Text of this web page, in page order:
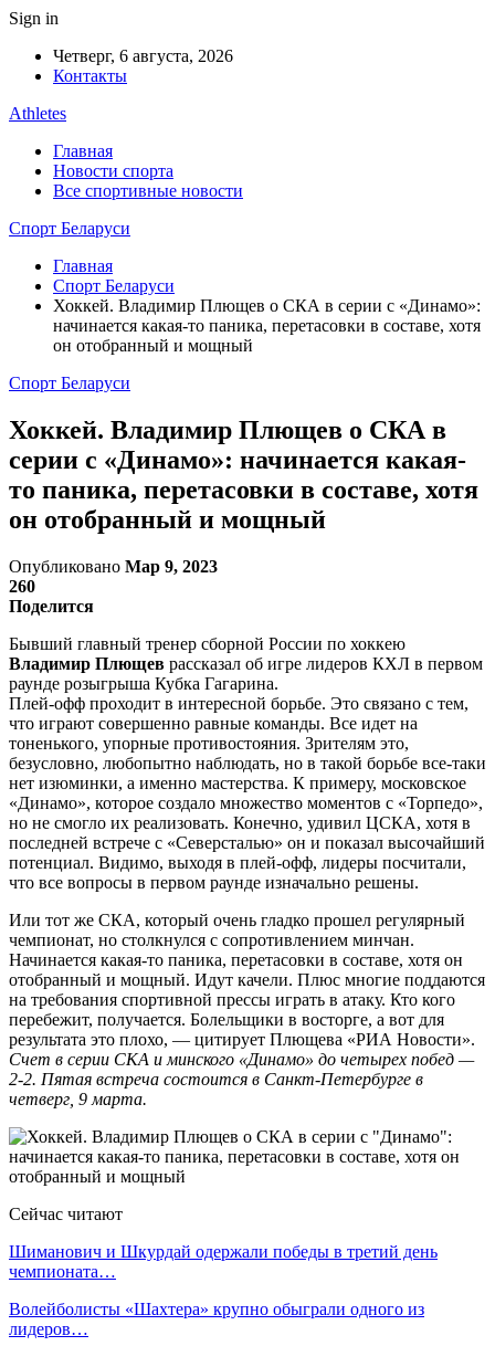
Sign in
Четверг, 6 августа, 2026
Контакты
Athletes
Главная
Новости спорта
Все спортивные новости
Спорт Беларуси
Главная
Спорт Беларуси
Хоккей. Владимир Плющев о СКА в серии с «Динамо»:
начинается какая-то паника, перетасовки в составе, хотя
он отобранный и мощный
Спорт Беларуси
Хоккей. Владимир Плющев о СКА в
серии с «Динамо»: начинается какая-
то паника, перетасовки в составе, хотя
он отобранный и мощный
Опубликовано Мар 9, 2023
260
Поделится
Бывший главный тренер сборной России по хоккею
Владимир Плющев рассказал об игре лидеров КХЛ в первом
раунде розыгрыша Кубка Гагарина.
Плей-офф проходит в интересной борьбе. Это связано с тем,
что играют совершенно равные команды. Все идет на
тоненького, упорные противостояния. Зрителям это,
безусловно, любопытно наблюдать, но в такой борьбе все-таки
нет изюминки, а именно мастерства. К примеру, московское
«Динамо», которое создало множество моментов с «Торпедо»,
но не смогло их реализовать. Конечно, удивил ЦСКА, хотя в
последней встрече с «Северсталью» он и показал высочайший
потенциал. Видимо, выходя в плей-офф, лидеры посчитали,
что все вопросы в первом раунде изначально решены.
Или тот же СКА, который очень гладко прошел регулярный
чемпионат, но столкнулся с сопротивлением минчан.
Начинается какая-то паника, перетасовки в составе, хотя он
отобранный и мощный. Идут качели. Плюс многие поддаются
на требования спортивной прессы играть в атаку. Кто кого
перебежит, получается. Болельщики в восторге, а вот для
результата это плохо, — цитирует Плющева «РИА Новости».
Счет в серии СКА и минского «Динамо» до четырех побед —
2-2. Пятая встреча состоится в Санкт-Петербурге в
четверг, 9 марта.
Сейчас читают
Шиманович и Шкурдай одержали победы в третий день
чемпионата…
Волейболисты «Шахтера» крупно обыграли одного из
лидеров…